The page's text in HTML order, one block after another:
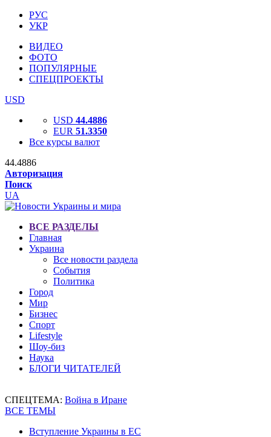
РУС
УКР
ВИДЕО
ФОТО
ПОПУЛЯРНЫЕ
СПЕЦПРОЕКТЫ
USD
USD 44.4886
EUR 51.3350
Все курсы валют
44.4886
Авторизация
Поиск
UA
ВСЕ РАЗДЕЛЫ
Главная
Украина
Все новости раздела
События
Политика
Город
Мир
Бизнес
Спорт
Lifestyle
Шоу-биз
Наука
БЛОГИ ЧИТАТЕЛЕЙ
СПЕЦТЕМА: Война в Иране
ВСЕ ТЕМЫ
Вступление Украины в ЕС